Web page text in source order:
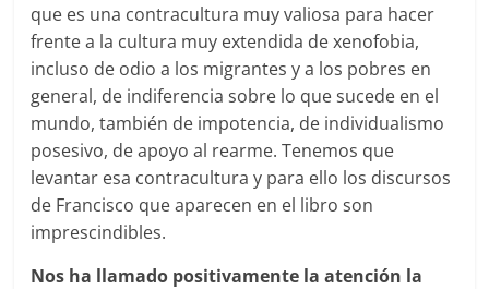
que es una contracultura muy valiosa para hacer
frente a la cultura muy extendida de xenofobia,
incluso de odio a los migrantes y a los pobres en
general, de indiferencia sobre lo que sucede en el
mundo, también de impotencia, de individualismo
posesivo, de apoyo al rearme. Tenemos que
levantar esa contracultura y para ello los discursos
de Francisco que aparecen en el libro son
imprescindibles.
Nos ha llamado positivamente la atención la